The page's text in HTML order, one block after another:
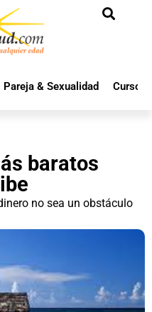
Pareja & Sexualidad Cursos
baratos
no sea un obstáculo